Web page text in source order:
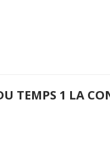
TEMPS 1 LA